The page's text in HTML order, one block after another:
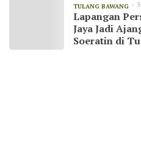
TULANG BAWANG
Lapangan
Jaya Jadi
Soeratin di